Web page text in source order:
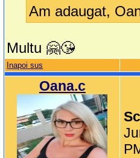
Am adaugat,
Multu 🤗😘
Inapoi sus
Oana.c